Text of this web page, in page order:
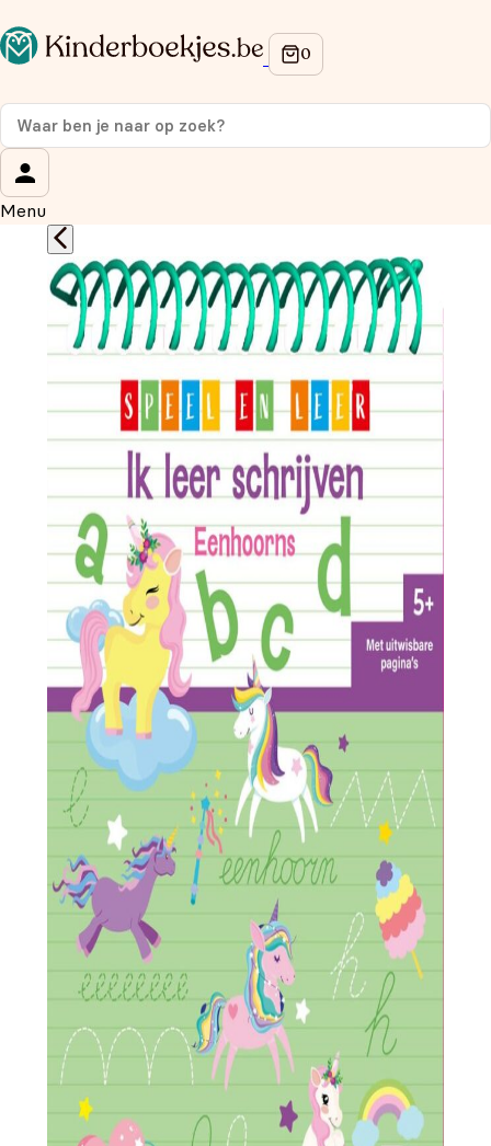
Menu
Op de hoogte blijven van onze acties?
Meld je aan voor onze nieuwsbrief en ontvang
korting
Wat is je voornaam?
Wat is je e-mailadres?*
Aanmelden
We gebruiken je gegevens om contact op te nemen, in
overeenstemming met ons privacybeleid.